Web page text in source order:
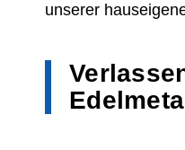
unserer